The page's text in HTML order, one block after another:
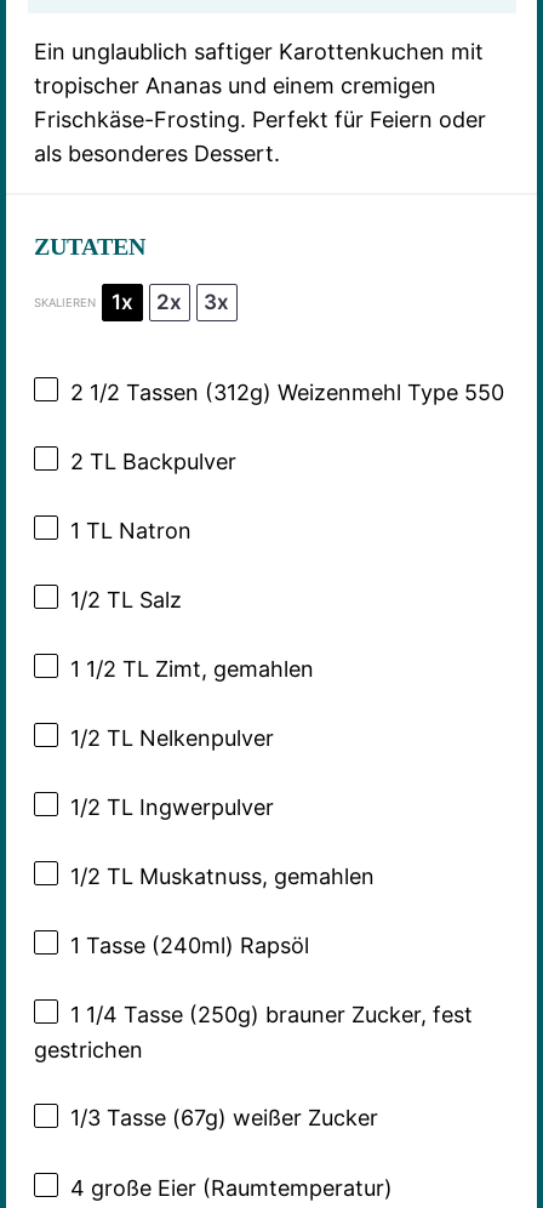
Ein unglaublich saftiger Karottenkuchen mit
tropischer Ananas und einem cremigen
Frischkäse-Frosting. Perfekt für Feiern oder
als besonderes Dessert.
ZUTATEN
SKALIEREN 1x 2x 3x
2 1/2 Tassen (312g) Weizenmehl Type 550
2 TL Backpulver
1 TL Natron
1/2 TL Salz
1 1/2 TL Zimt, gemahlen
1/2 TL Nelkenpulver
1/2 TL Ingwerpulver
1/2 TL Muskatnuss, gemahlen
1 Tasse (240ml) Rapsöl
1 1/4 Tasse (250g) brauner Zucker, fest
gestrichen
1/3Tasse (67g) weißer Zucker
4 große Eier (Raumtemperatur)